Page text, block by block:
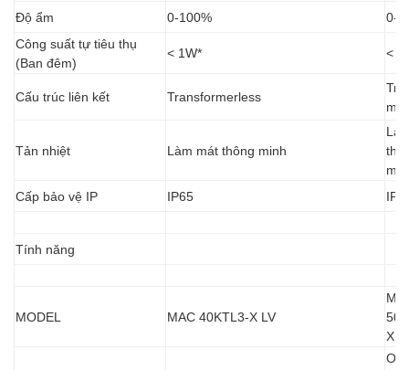
Độ ẩm 0-100%
0-
Công suất tự tiêu thụ
(Ban đêm)
< 1W* <
Cấu trúc liên kết Transformerless
Tản nhiệt Làm mát thông minh
Cấp bảo vệ IP
IP65
Tính năng
MODEL MAC 40KTL3-X LV
X